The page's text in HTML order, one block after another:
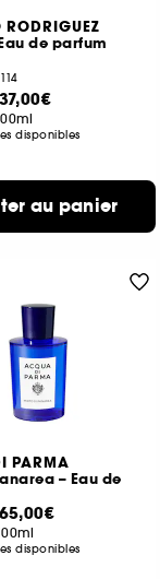
de parfum
114
disponibles
au panier
PARMA
– Eau de
disponibles